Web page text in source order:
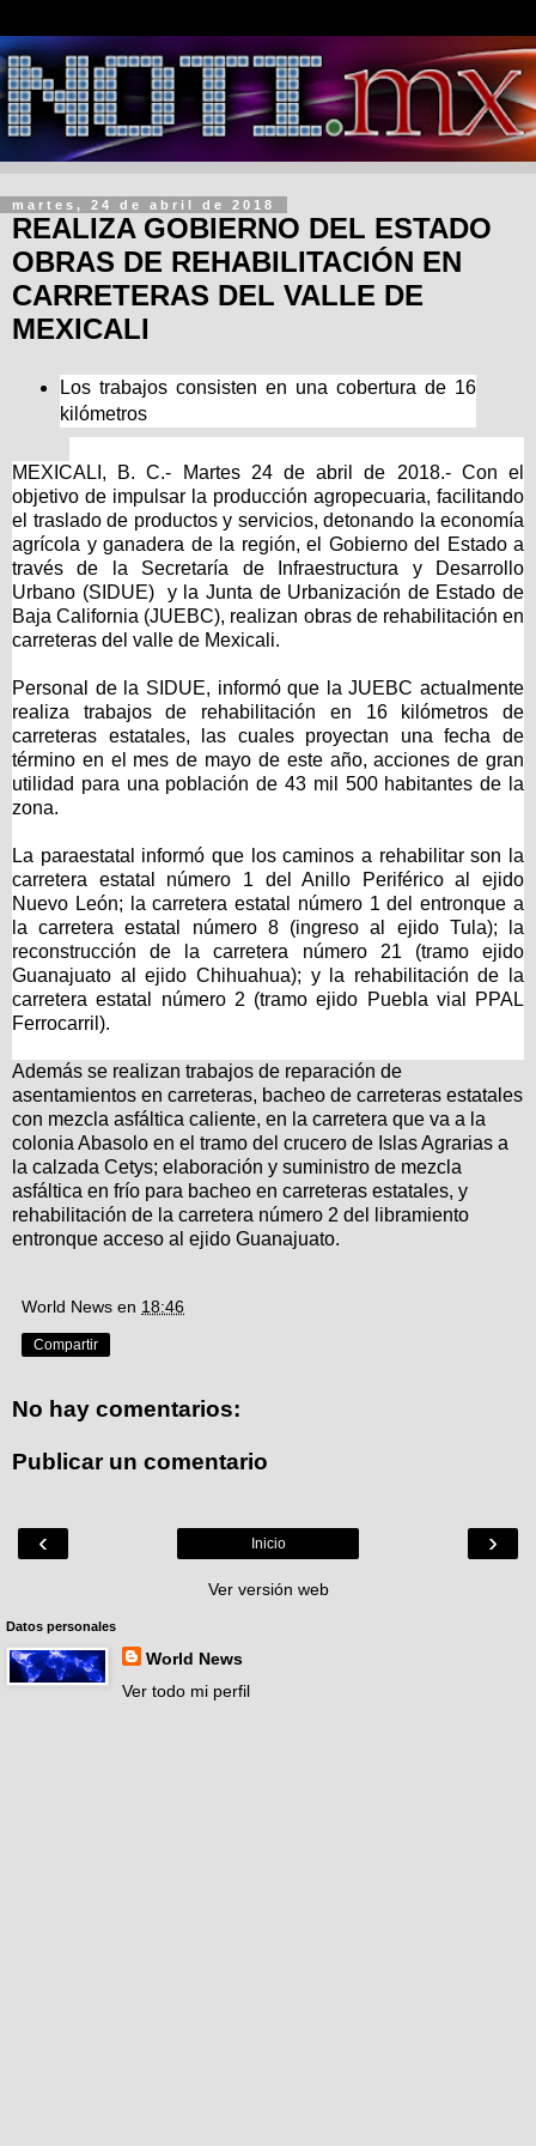
martes, 24 de abril de 2018
REALIZA GOBIERNO DEL ESTADO
OBRAS DE REHABILITACIÓN EN
CARRETERAS DEL VALLE DE
MEXICALI
Los trabajos consisten en una cobertura de 16
kilómetros
MEXICALI, B. C.- Martes 24 de abril de 2018.- Con el
objetivo de impulsar la producción agropecuaria, facilitando
el traslado de productos y servicios, detonando la economía
agrícola y ganadera de la región, el Gobierno del Estado a
través de la Secretaría de Infraestructura y Desarrollo
Urbano (SIDUE) y la Junta de Urbanización de Estado de
Baja California (JUEBC), realizan obras de rehabilitación en
carreteras del valle de Mexicali.
Personal de la SIDUE, informó que la JUEBC actualmente
realiza trabajos de rehabilitación en 16 kilómetros de
carreteras estatales, las cuales proyectan una fecha de
término en el mes de mayo de este año, acciones de gran
utilidad para una población de 43 mil 500 habitantes de la
zona.
La paraestatal informó que los caminos a rehabilitar son la
carretera estatal número 1 del Anillo Periférico al ejido
Nuevo León; la carretera estatal número 1 del entronque a
la carretera estatal número 8 (ingreso al ejido Tula); la
reconstrucción de la carretera número 21 (tramo ejido
Guanajuato al ejido Chihuahua); y la rehabilitación de la
carretera estatal número 2 (tramo ejido Puebla vial PPAL
Ferrocarril).
Además se realizan trabajos de reparación de
asentamientos en carreteras, bacheo de carreteras estatales
con mezcla asfáltica caliente, en la carretera que va a la
colonia Abasolo en el tramo del crucero de Islas Agrarias a
la calzada Cetys; elaboración y suministro de mezcla
asfáltica en frío para bacheo en carreteras estatales, y
rehabilitación de la carretera número 2 del libramiento
entronque acceso al ejido Guanajuato.
World News en 18:46
Compartir
No hay comentarios:
Publicar un comentario
‹ ›
Inicio
Ver versión web
Datos personales
World News
Ver todo mi perfil